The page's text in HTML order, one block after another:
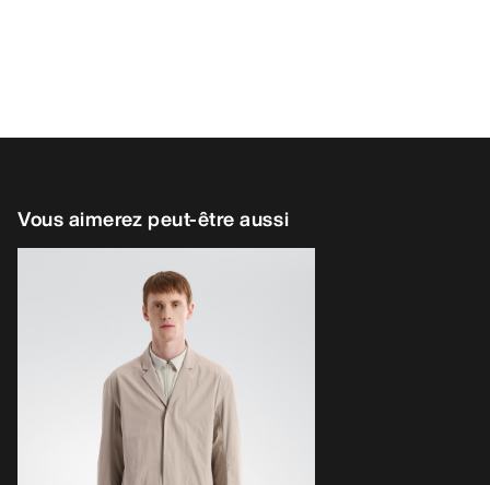
Vous aimerez peut-être aussi